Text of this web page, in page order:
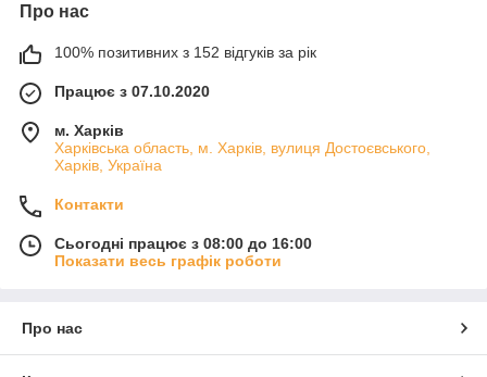
Про нас
100% позитивних з 152 відгуків за рік
Працює з 07.10.2020
м. Харків
Харківська область, м. Харків, вулиця Достоєвського,
Харків, Україна
Контакти
Сьогодні працює з 08:00 до 16:00
Показати весь графік роботи
Про нас